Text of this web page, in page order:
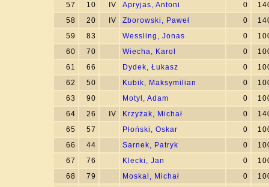
57
10 IV Apryjas, Antoni 0
58
20 IV Zborowski, Paweł 0
59
83 Wessling, Jonas 0
60
70 Wiecha, Karol 0
61
66 Dydek, Łukasz 0
62
50 Kubik, Maksymilian 0
63
90 Motyl, Adam 0
64
26 IV Krzyżak, Michał 0
65
57 Płoński, Oskar 0
66
44 Sarnek, Patryk 0
67
76 Klecki, Jan 0
68
79 Moskal, Michał 0